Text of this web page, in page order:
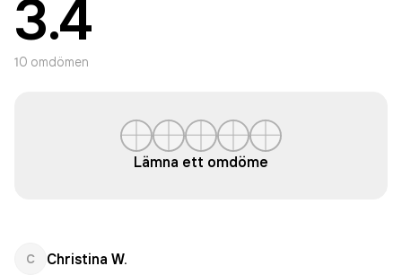
3.4
10 omdömen
Lämna ett omdöme
C Christina W.